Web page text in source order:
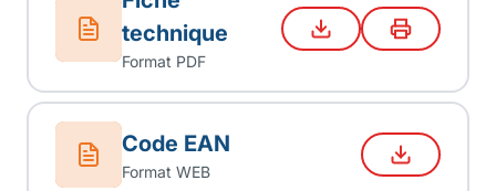
technique
Format PDF
Code EAN
Format WEB